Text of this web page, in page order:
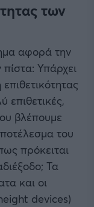
των
αφορά την
Υπάρχει
επιθετικές,
βλέπουμε
του
πρόκειται
Τα
και οι
devices)